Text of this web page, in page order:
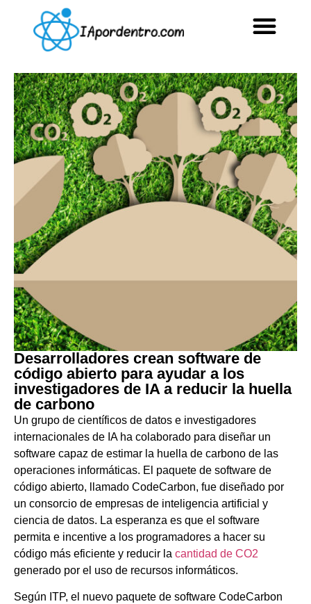
Desarrolladores crean software de
código abierto para ayudar a los
investigadores de IA a reducir la huella
de carbono
Un grupo de científicos de datos e investigadores
internacionales de IA ha colaborado para diseñar un
software capaz de estimar la huella de carbono de las
operaciones informáticas. El paquete de software de
código abierto, llamado CodeCarbon, fue diseñado por
un consorcio de empresas de inteligencia artificial y
ciencia de datos. La esperanza es que el software
permita e incentive a los programadores a hacer su
código más eficiente y reducir la cantidad de CO2
generado por el uso de recursos informáticos.
Según ITP, el nuevo paquete de software CodeCarbon